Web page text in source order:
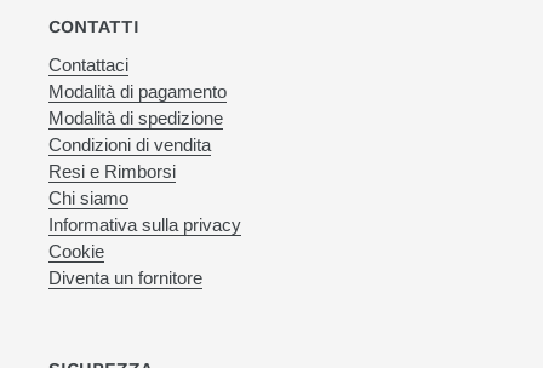
CONTATTI
Contattaci
Modalità di pagamento
Modalità di spedizione
Condizioni di vendita
Resi e Rimborsi
Chi siamo
Informativa sulla privacy
Cookie
Diventa un fornitore